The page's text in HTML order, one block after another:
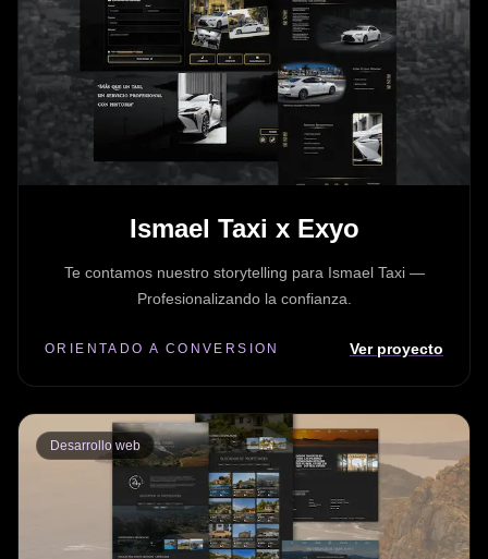
Ismael Taxi x Exyo
Te contamos nuestro storytelling para Ismael Taxi —
Profesionalizando la confianza.
ORIENTADO A CONVERSION Ver proyecto
Desarrollo web